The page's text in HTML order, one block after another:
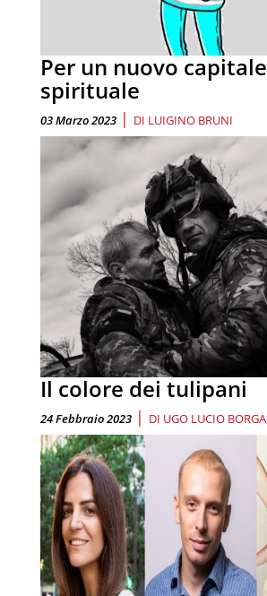
Per un nuovo capitale
spirituale
03 Marzo 2023 | DI LUIGINO BRUNI
Il colore dei tulipani
24 Febbraio 2023 | DI UGO LUCIO BORGA